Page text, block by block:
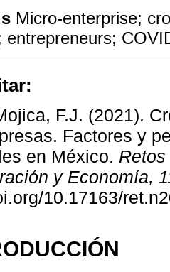
Micro-enterprise;
entrepreneurs;
F.J. (2021).
Factores y
en México.
y Economía,
10.17163/